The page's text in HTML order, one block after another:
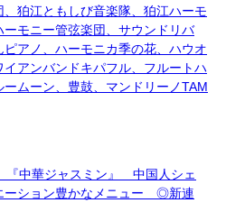
狛江ともしび音楽隊、狛江ハーモ
モニー管弦楽団、サウンドリバ
アノ、ハーモニカ季の花、ハウオ
アンバンドキパフル、フルートハ
ムーン、豊鼓、マンドリーノTAM
中華ジャスミン』 中国人シェ
ーション豊かなメニュー ◎新連